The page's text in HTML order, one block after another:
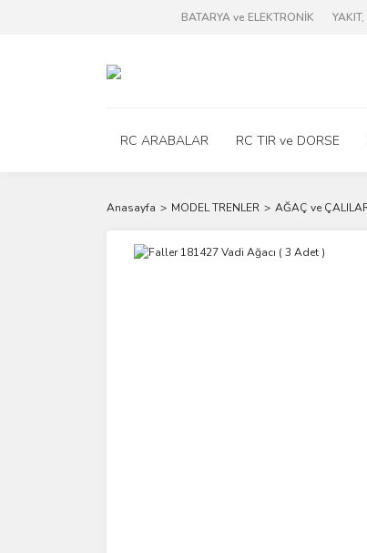
BATARYA ve ELEKTRONİK
RC ARABALAR RC TIR ve DORSE
Anasayfa MODEL TRENLER AĞAÇ ve